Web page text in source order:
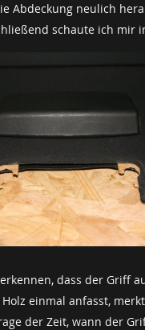
Abdeckung neulich
schaute ich mir
dass der Griff
einmal anfasst,
der Zeit, wann der